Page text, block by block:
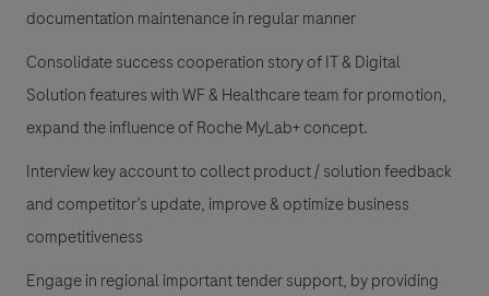
documentation maintenance in regular manner
Consolidate success cooperation story of IT & Digital
Solution features with WF & Healthcare team for promotion,
expand the influence of Roche MyLab+ concept.
Interview key account to collect product / solution feedback
and competitor’s update, improve & optimize business
competitiveness
Engage in regional important tender support, by providing